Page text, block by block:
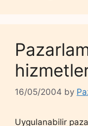
16/05/2004 by
Uygulanabilir